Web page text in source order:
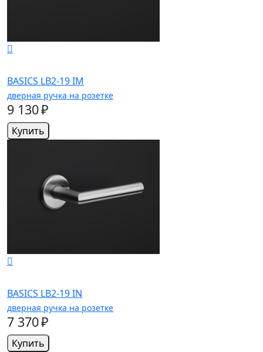
BASICS LB2-19 IM
дверная ручка на розетке
9 130 ₽
Купить
BASICS LB2-19 IN
дверная ручка на розетке
7 370 ₽
Купить